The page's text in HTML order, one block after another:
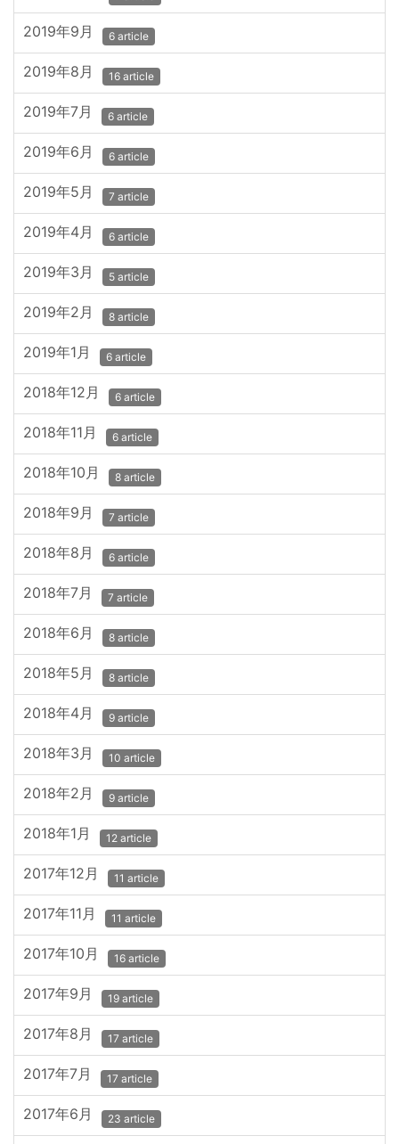
2019年9月 6 article
2019年8月 16 article
2019年7月 6 article
2019年6月 6 article
2019年5月 7 article
2019年4月 6 article
2019年3月 5 article
2019年2月 8 article
2019年1月 6 article
2018年12月 6 article
2018年11月 6 article
2018年10月 8 article
2018年9月 7 article
2018年8月 6 article
2018年7月 7 article
2018年6月 8 article
2018年5月 8 article
2018年4月 9 article
2018年3月 10 article
2018年2月 9 article
2018年1月 12 article
2017年12月 11 article
2017年11月 11 article
2017年10月 16 article
2017年9月 19 article
2017年8月 17 article
2017年7月 17 article
2017年6月 23 article